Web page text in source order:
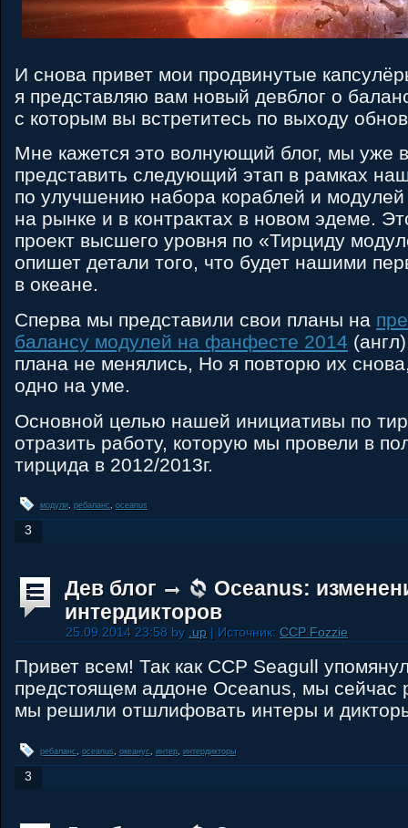
И снова привет мои продвинутые
я представляю вам новый девблог о
с которым вы встретитесь по выходу
Мне кажется это волнующий блог, мы уже
представить следующий этап в рамках
по улучшению набора кораблей и модулей
на рынке и в контрактах в новом эдеме.
проект высшего уровня по «Тирциду
опишет детали того, что будет нашими
в океане.
Сперва мы представили свои планы на
балансу модулей на фанфесте 2014
плана не менялись, Но я повторю их
одно на уме.
Основной целью нашей инициативы по
отразить работу, которую мы провели в
тирцида в 2012/2013г.
модули, ребаланс, oceanus
3
Дев блог
Oceanus:
интердикторов
25.09.2014 23:58 by .up | Источник: CCP Fozzie
Привет всем! Так как CCP Seagull
предстоящем аддоне Oceanus, мы сейчас
мы решили отшлифовать интеры и
ребаланс oceanus океанус интер, интердикторы
3